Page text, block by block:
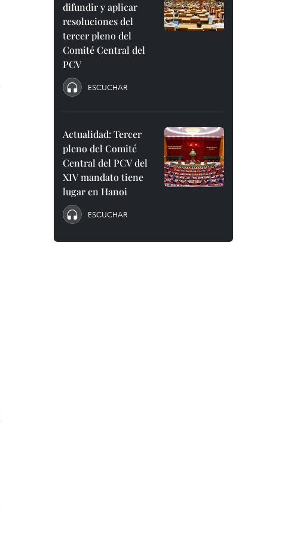
difundir y aplicar
resoluciones del
tercer pleno del
Comité Central del
PCV
ESCUCHAR
Actualidad: Tercer
pleno del Comité
Central del PCV del
XIV mandato tiene
lugar en Hanoi
ESCUCHAR